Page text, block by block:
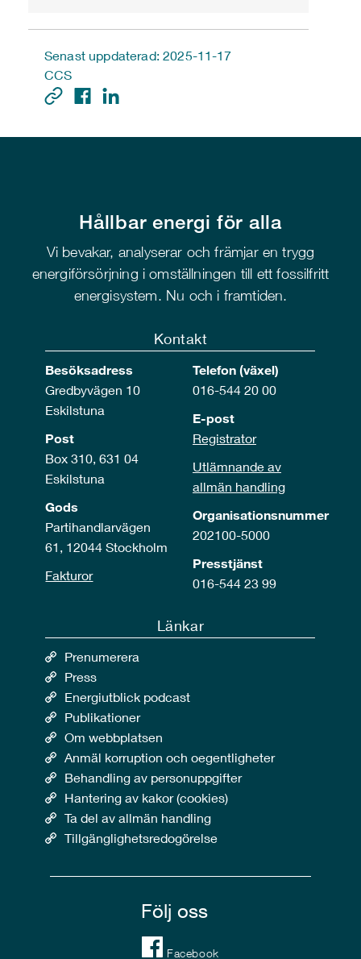
Senast uppdaterad: 2025-11-17
CCS
Hållbar energi för alla
Vi bevakar, analyserar och främjar en trygg
energiförsörjning i omställningen till ett fossilfritt
energisystem. Nu och i framtiden.
Kontakt
Besöksadress
Gredbyvägen 10
Eskilstuna
Post
Box 310, 631 04
Eskilstuna
Gods
Partihandlarvägen
61, 12044 Stockholm
Fakturor
Telefon (växel)
016-544 20 00
E-post
Registrator
Utlämnande av
allmän handling
Organisationsnummer
202100-5000
Presstjänst
016-544 23 99
Länkar
Prenumerera
Press
Energiutblick podcast
Publikationer
Om webbplatsen
Anmäl korruption och oegentligheter
Behandling av personuppgifter
Hantering av kakor (cookies)
Ta del av allmän handling
Tillgänglighetsredogörelse
Följ oss
Facebook